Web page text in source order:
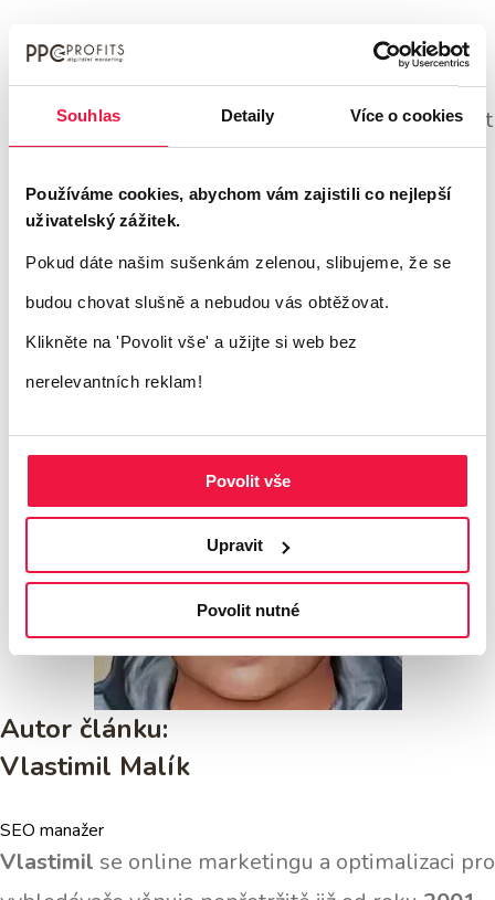
Souhlas Detaily Více o cookies
Používáme cookies, abychom vám zajistili co nejlepší
uživatelský zážitek.
Pokud dáte našim sušenkám zelenou, slibujeme, že se
budou chovat slušně a nebudou vás obtěžovat.
Klikněte na 'Povolit vše' a užijte si web bez
nerelevantních reklam!
Povolit vše
Upravit
Povolit nutné
Zdroj: marketingland.com, facebook.com,
Autor: Vlastimil Malík
Autor článku:
Vlastimil Malík
SEO manažer
Vlastimil se online marketingu a optimalizaci pro